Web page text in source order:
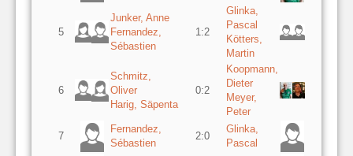
5
Junker, Anne
Fernandez,
Sébastien
1:2
Glinka,
Pascal
Kötters,
Martin
6
Schmitz,
Oliver
Harig, Säpenta
0:2
Koopmann,
Dieter
Meyer,
Peter
7
Fernandez,
Sébastien
2:0
Glinka,
Pascal